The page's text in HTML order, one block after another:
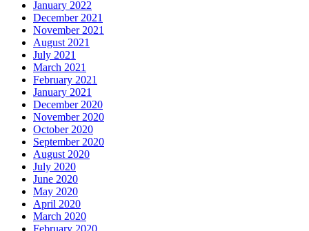
January 2022
December 2021
November 2021
August 2021
July 2021
March 2021
February 2021
January 2021
December 2020
November 2020
October 2020
September 2020
August 2020
July 2020
June 2020
May 2020
April 2020
March 2020
February 2020